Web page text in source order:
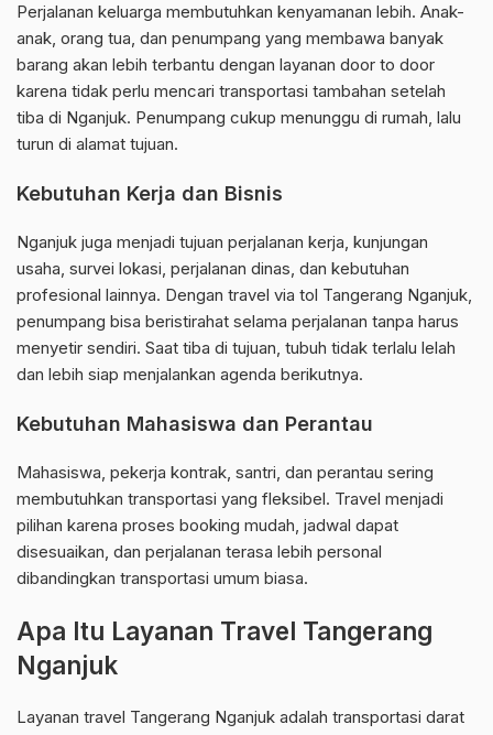
Perjalanan keluarga membutuhkan kenyamanan lebih. Anak-
anak, orang tua, dan penumpang yang membawa banyak
barang akan lebih terbantu dengan layanan door to door
karena tidak perlu mencari transportasi tambahan setelah
tiba di Nganjuk. Penumpang cukup menunggu di rumah, lalu
turun di alamat tujuan.
Kebutuhan Kerja dan Bisnis
Nganjuk juga menjadi tujuan perjalanan kerja, kunjungan
usaha, survei lokasi, perjalanan dinas, dan kebutuhan
profesional lainnya. Dengan travel via tol Tangerang Nganjuk,
penumpang bisa beristirahat selama perjalanan tanpa harus
menyetir sendiri. Saat tiba di tujuan, tubuh tidak terlalu lelah
dan lebih siap menjalankan agenda berikutnya.
Kebutuhan Mahasiswa dan Perantau
Mahasiswa, pekerja kontrak, santri, dan perantau sering
membutuhkan transportasi yang fleksibel. Travel menjadi
pilihan karena proses booking mudah, jadwal dapat
disesuaikan, dan perjalanan terasa lebih personal
dibandingkan transportasi umum biasa.
Apa Itu Layanan Travel Tangerang
Nganjuk
Layanan travel Tangerang Nganjuk adalah transportasi darat